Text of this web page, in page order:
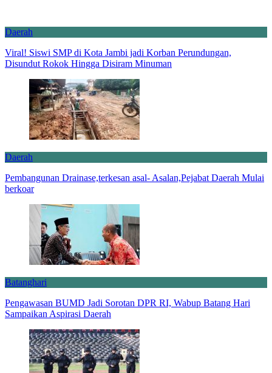
Daerah
Viral! Siswi SMP di Kota Jambi jadi Korban Perundungan,
Disundut Rokok Hingga Disiram Minuman
Daerah
Pembangunan Drainase,terkesan asal- Asalan,Pejabat Daerah Mulai
berkoar
Batanghari
Pengawasan BUMD Jadi Sorotan DPR RI, Wabup Batang Hari
Sampaikan Aspirasi Daerah